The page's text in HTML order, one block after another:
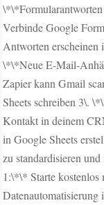
Verbinde Google
Antworten erscheinen
\*\*Neue E-Mail-
Zapier kann Gmail
Sheets schreiben 3\.
Kontakt in deinem
in Google Sheets
zu standardisieren
1:\*\* Starte kostenlos